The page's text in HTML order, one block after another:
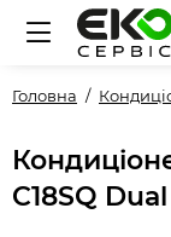
Головна
C18SQ